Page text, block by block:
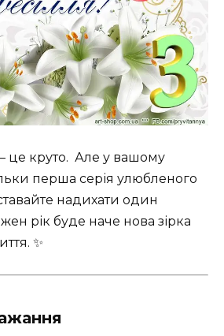
це круто. Але у вашому
перша серія улюбленого
надихати один
рік буде наче нова зірка
✨